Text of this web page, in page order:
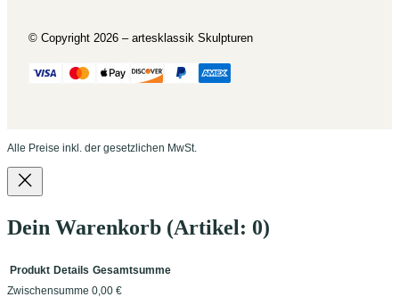
© Copyright 2026 – artesklassik Skulpturen
Alle Preise inkl. der gesetzlichen MwSt.
Dein Warenkorb (Artikel: 0)
Produkt Details Gesamtsumme
Zwischensumme 0,00 €